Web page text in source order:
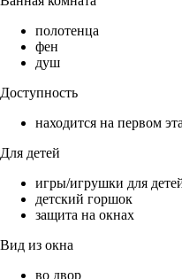
полотенца
фен
душ
Доступность
находится на первом
Для детей
игры/игрушки для
детский горшок
защита на окнах
Вид из окна
во двор